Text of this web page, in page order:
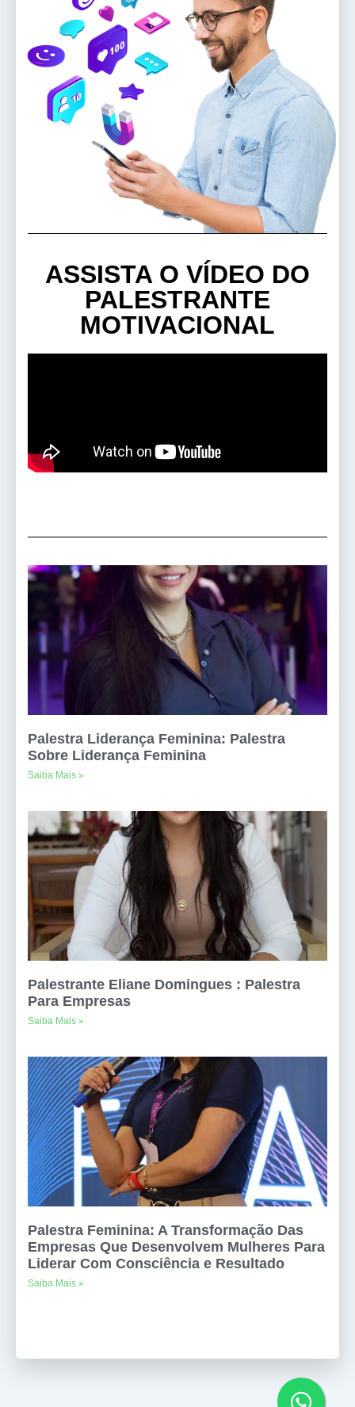
ASSISTA O VÍDEO DO
PALESTRANTE
MOTIVACIONAL
Palestra Liderança Feminina: Palestra
Sobre Liderança Feminina
Saiba Mais »
Palestrante Eliane Domingues : Palestra
Para Empresas
Saiba Mais »
Palestra Feminina: A Transformação Das
Empresas Que Desenvolvem Mulheres Para
Liderar Com Consciência e Resultado
Saiba Mais »